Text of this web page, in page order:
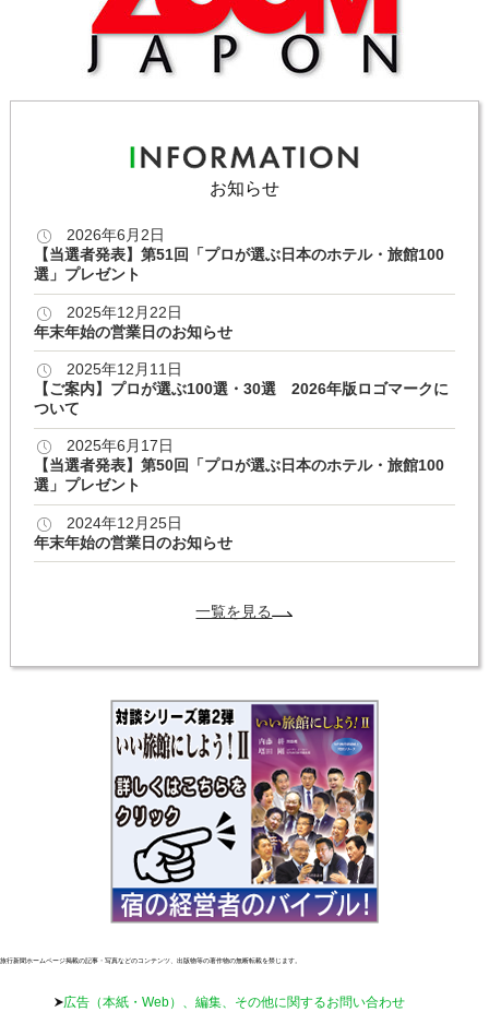
お知らせ
2026年6月2日
【当選者発表】第51回「プロが選ぶ日本のホテル・旅館100
選」プレゼント
2025年12月22日
年末年始の営業日のお知らせ
2025年12月11日
【ご案内】プロが選ぶ100選・30選 2026年版ロゴマークに
ついて
2025年6月17日
【当選者発表】第50回「プロが選ぶ日本のホテル・旅館100
選」プレゼント
2024年12月25日
年末年始の営業日のお知らせ
一覧を見る
旅行新聞ホームページ掲載の記事・写真などのコンテンツ、出版物等の著作物の無断転載を禁じます。
広告（本紙・Web）、編集、その他に関するお問い合わせ